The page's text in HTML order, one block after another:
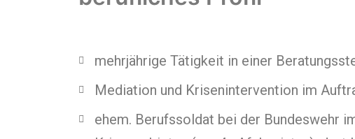
mehrjährige Tätigkeit in einer
Mediation und Krisenintervention im
ehem. Berufssoldat bei der Bundeswehr